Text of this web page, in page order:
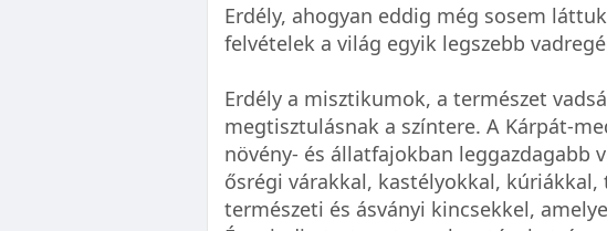
Erdély, ahogyan eddig még sosem
felvételek a világ egyik legszebb
Erdély a misztikumok, a természet
megtisztulásnak a színtere. A Kárpát-
növény- és állatfajokban leggazdagabb
ősrégi várakkal, kastélyokkal,
természeti és ásványi kincsekkel,